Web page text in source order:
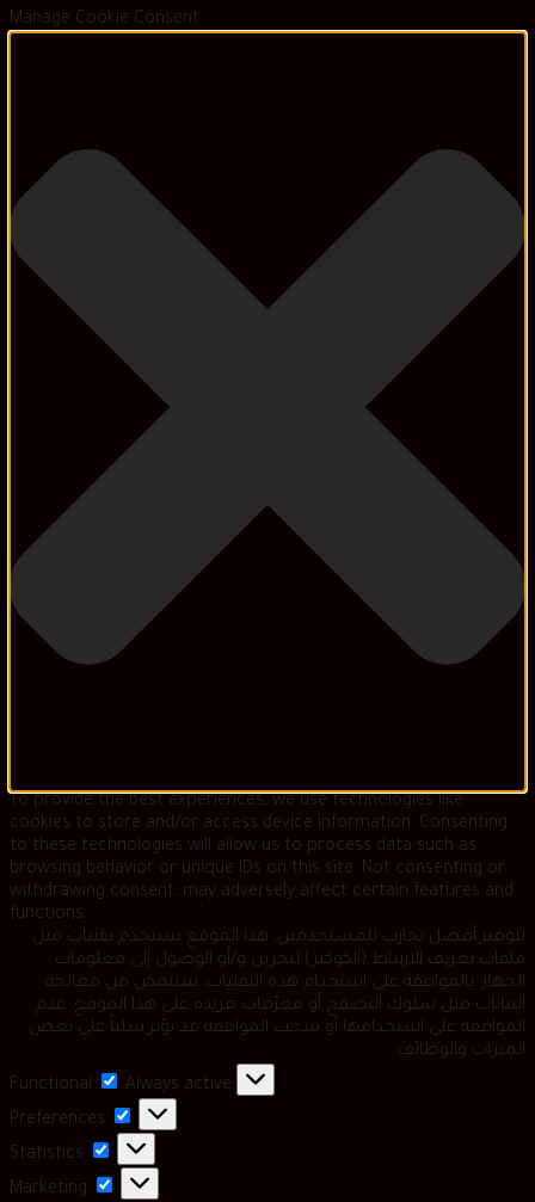
Manage Cookie Consent
To provide the best experiences, we use technologies like
cookies to store and/or access device information. Consenting
to these technologies will allow us to process data such as
browsing behavior or unique IDs on this site. Not consenting or
withdrawing consent, may adversely affect certain features and
functions.
لتوفير أفضل تجارب للمستخدمين، هذا الموقع يستخدم تقنيات مثل
ملفات تعريف الارتباط (الكوكيز) لتخزين و/أو الوصول إلى معلومات
الجهاز. بالموافقة على استخدام هذه التقنيات، سنتمكن من معالجة
البيانات مثل سلوك التصفح أو معرّفات فريدة على هذا الموقع. عدم
الموافقة على استخدامها أو سحب الموافقة قد يؤثر سلباً على بعض
الميزات والوظائف.
Functional
Functional
Always active
Preferences
Preferences
Statistics
Statistics
Marketing
Marketing